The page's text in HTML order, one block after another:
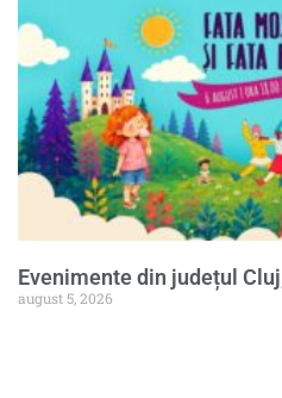
Evenimente din județul
august 5, 2026